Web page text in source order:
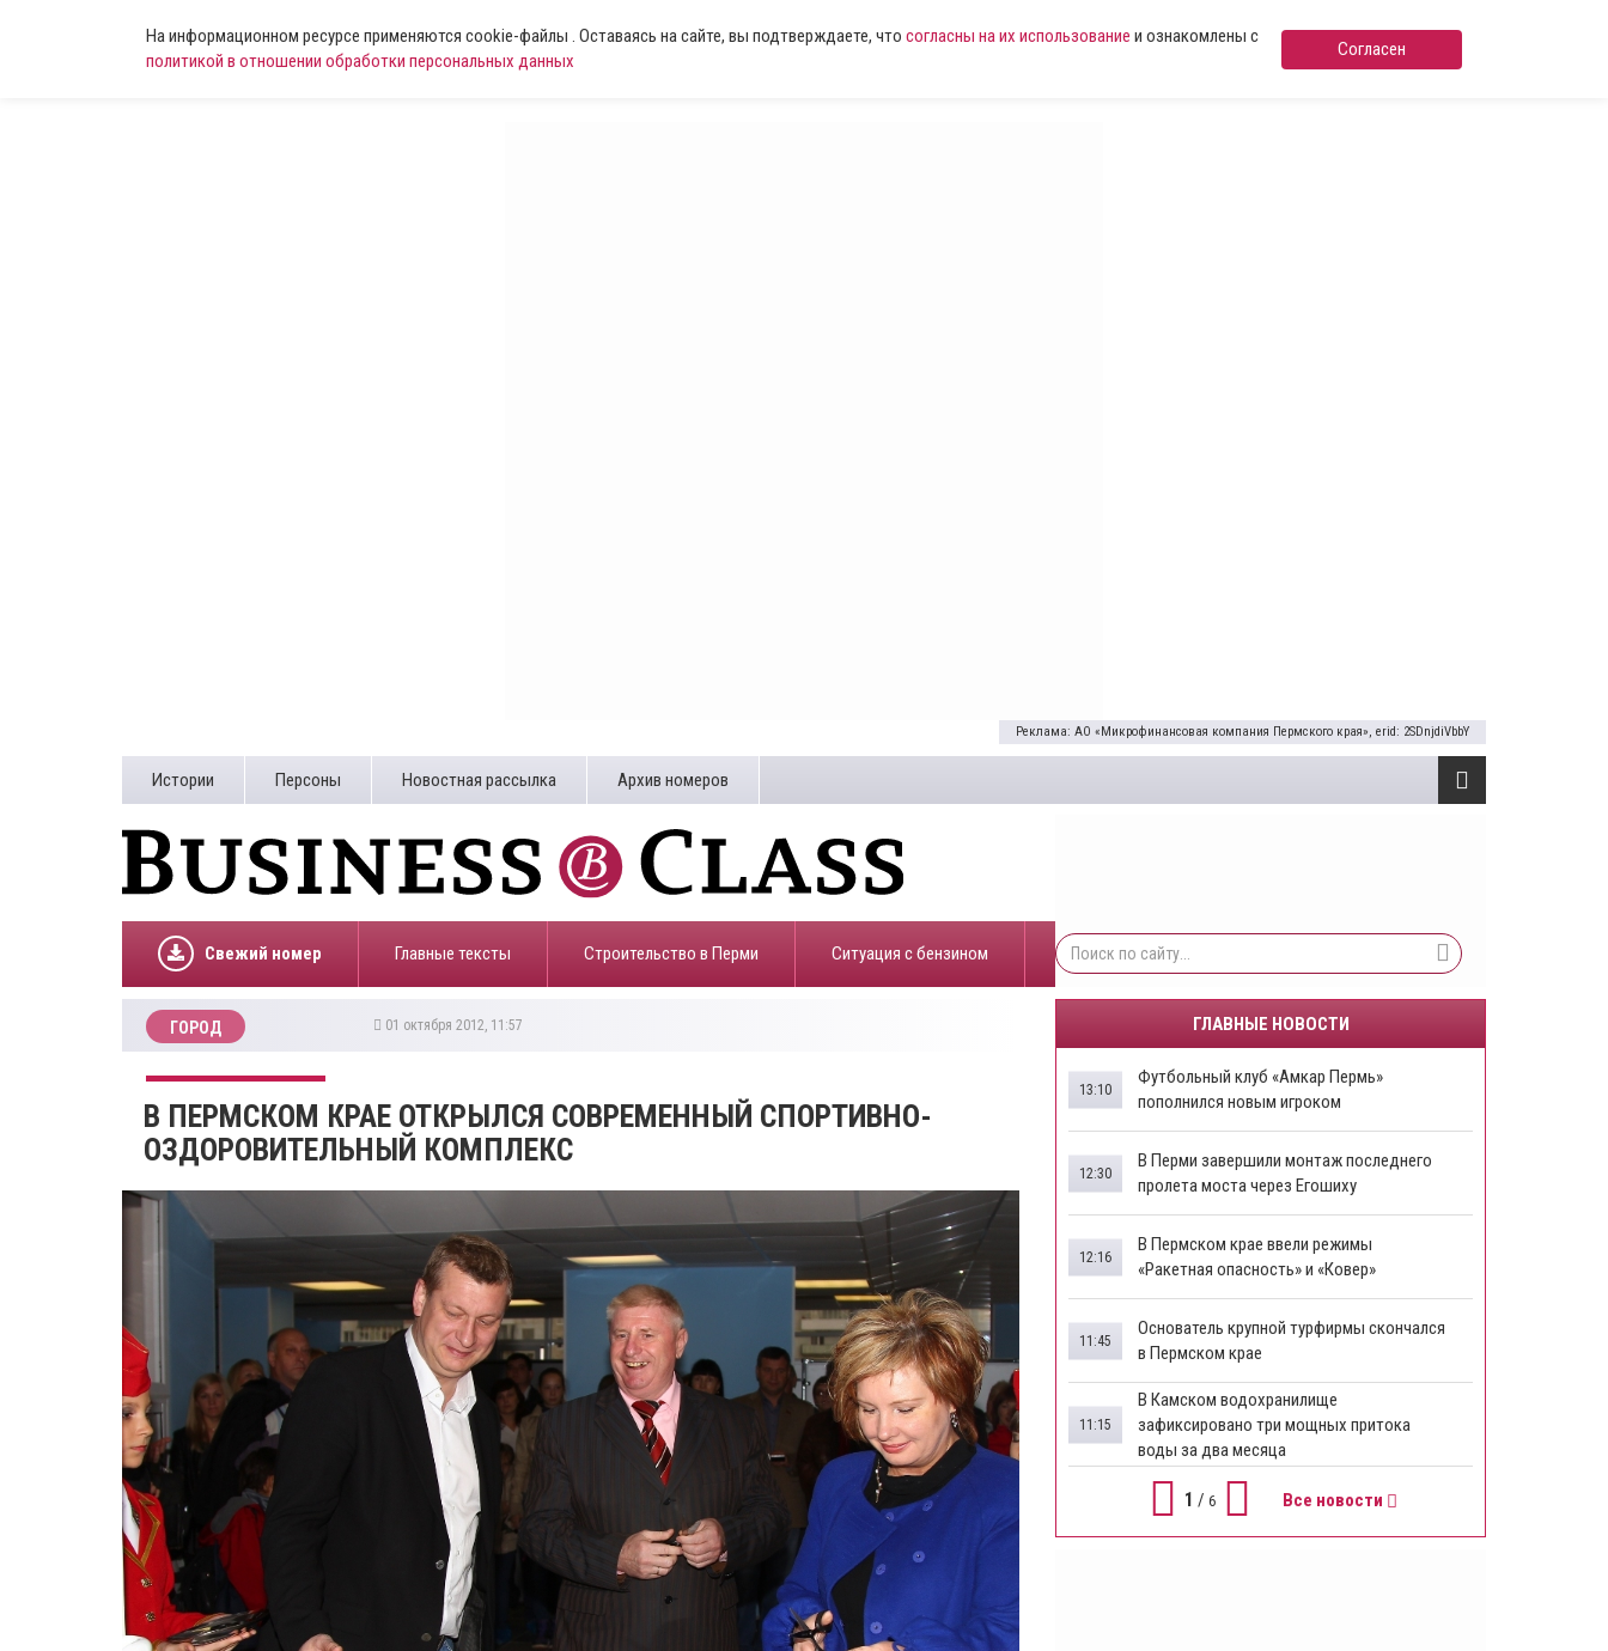
На информационном ресурсе применяются cookie-файлы . Оставаясь на сайте, вы подтверждаете, что согласны на их использование и ознакомлены с
политикой в отношении обработки персональных данных
Согласен
Реклама: АО «Микрофинансовая компания Пермского края», erid: 2SDnjdiVbbY
Истории Персоны Новостная рассылка Архив номеров
Свежий номер Главные тексты Строительство в Перми ​Ситуация с бензином
ГОРОД 01 октября 2012, 11:57
В ПЕРМСКОМ КРАЕ ОТКРЫЛСЯ СОВРЕМЕННЫЙ СПОРТИВНО-
ОЗДОРОВИТЕЛЬНЫЙ КОМПЛЕКС
ГЛАВНЫЕ НОВОСТИ
Футбольный клуб «Амкар Пермь»
пополнился новым игроком
13:10
В Перми завершили монтаж последнего
пролета моста через Егошиху
12:30
В Пермском крае ввели режимы
«Ракетная опасность» и «Ковер»
12:16
Основатель крупной турфирмы скончался
в Пермском крае
11:45
В Камском водохранилище
зафиксировано три мощных притока
воды за два месяца
11:15
1 / 6 Все новости